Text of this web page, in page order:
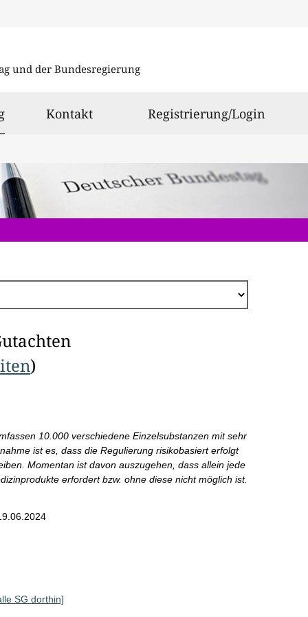
und der Bundesregierung
ausgewählt
Kontakt Registrierung/Login
)
10.000 verschiedene Einzelsubstanzen mit sehr
ist es, dass die Regulierung risikobasiert erfolgt
Momentan ist davon auszugehen, dass allein jede
erfordert bzw. ohne diese nicht möglich ist.
SG dorthin]